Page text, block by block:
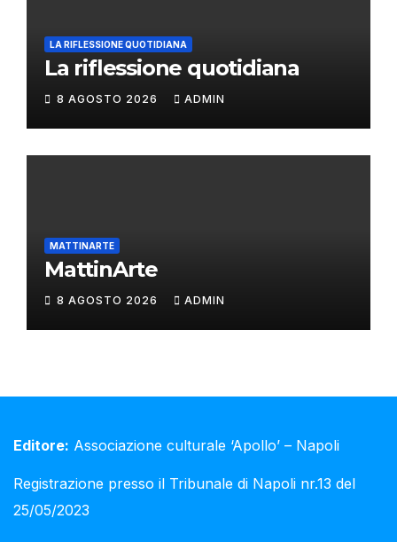
LA RIFLESSIONE QUOTIDIANA
La riflessione quotidiana
8 AGOSTO 2026 ADMIN
MATTINARTE
MattinArte
8 AGOSTO 2026 ADMIN
Editore: Associazione culturale ‘Apollo’ – Napoli
Registrazione presso il Tribunale di Napoli nr.13 del
25/05/2023